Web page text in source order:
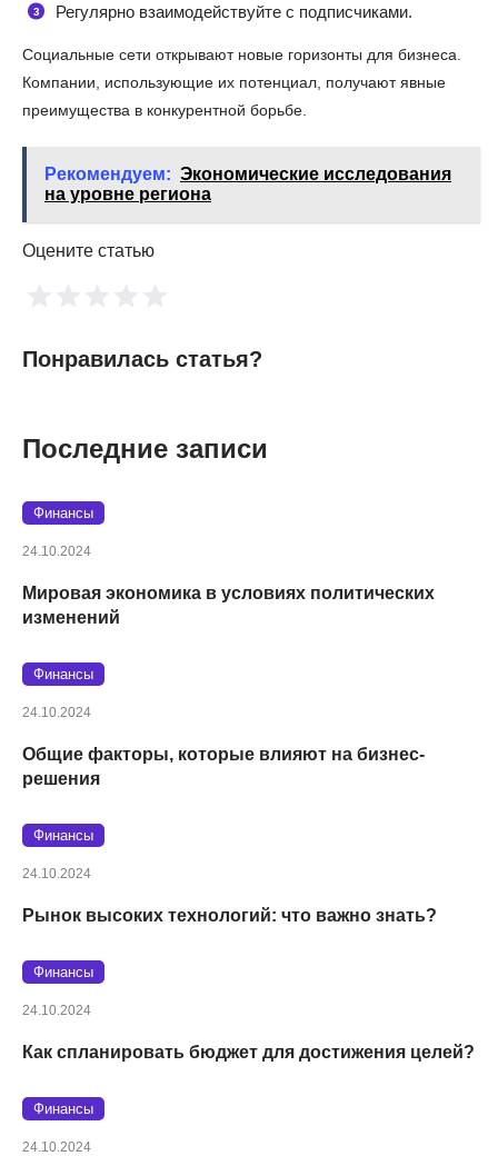
Регулярно взаимодействуйте с подписчиками.
Социальные сети открывают новые горизонты для бизнеса.
Компании, использующие их потенциал, получают явные
преимущества в конкурентной борьбе.
Рекомендуем: Экономические исследования
на уровне региона
Оцените статью
Понравилась статья?
Последние записи
Финансы
24.10.2024
Мировая экономика в условиях политических
изменений
Финансы
24.10.2024
Общие факторы, которые влияют на бизнес-
решения
Финансы
24.10.2024
Рынок высоких технологий: что важно знать?
Финансы
24.10.2024
Как спланировать бюджет для достижения целей?
Финансы
24.10.2024